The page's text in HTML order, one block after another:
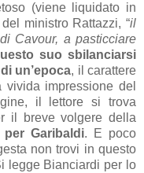
(viene liquidato in
ministro Rattazzi, “il
Cavour, a pasticciare
suo sbilanciarsi
un’epoca, il carattere
impressione del
il lettore si trova
il breve volgere della
Garibaldi. E poco
non trovi in questo
legge Bianciardi per lo